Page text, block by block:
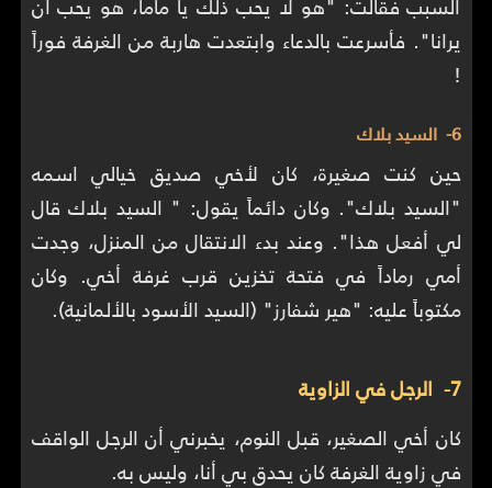
يرانا". فأسرعت بالدعاء وابتعدت هاربة من الغرفة فوراً
!
6- السيد بلاك
حين كنت صغيرة، كان لأخي صديق خيالي اسمه
"السيد بلاك". وكان دائماً يقول: " السيد بلاك قال
لي أفعل هذا". وعند بدء الانتقال من المنزل، وجدت
أمي رماداً في فتحة تخزين قرب غرفة أخي. وكان
مكتوباً عليه: "هير شفارز" (السيد الأسود بالألمانية).
7- الرجل في الزاوية
كان أخي الصغير، قبل النوم، يخبرني أن الرجل الواقف
في زاوية الغرفة كان يحدق بي أنا، وليس به.